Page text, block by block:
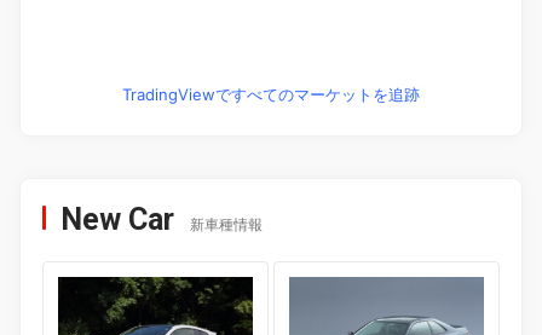
TradingViewですべてのマーケットを追跡
New Car 新車種情報